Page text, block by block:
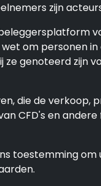
zijn
om personen
genoteerd zijn
die de
CFD's en
toestemming